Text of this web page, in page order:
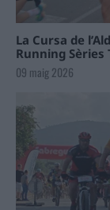
La Cursa de
Running Sèries
09 maig 2026